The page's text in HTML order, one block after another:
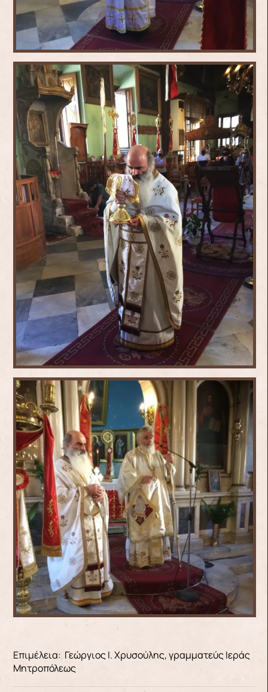
Επιμέλεια: Γεώργιος Ι. Χρυσούλης, γραμματεύς Ιεράς
Μητροπόλεως